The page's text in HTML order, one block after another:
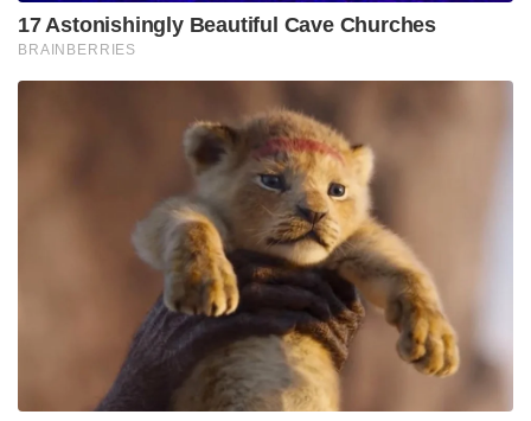
17 Astonishingly Beautiful Cave Churches
BRAINBERRIES